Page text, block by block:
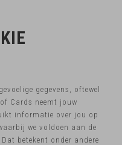
gegevens, oftewel
Cards neemt jouw
informatie over jou op
we voldoen aan de
betekent onder andere